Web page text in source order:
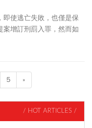
即使逃亡失敗，也僅是保
案增訂刑罰入罪，然而如
難題。
5 »
/ HOT ARTICLES /